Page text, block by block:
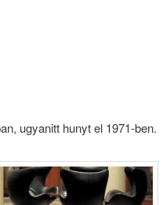
ugyanitt hunyt el 1971-ben.